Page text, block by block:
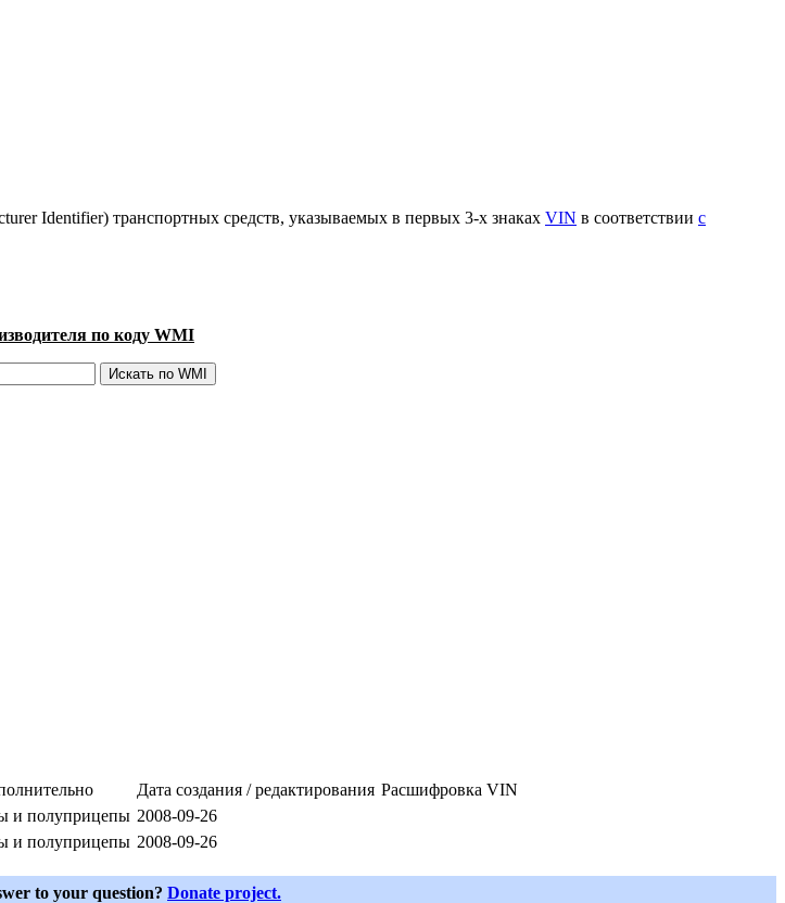
Identifier) транспортных средств, указываемых в первых 3-х знаках VIN в соответствии с
по коду WMI
Дата создания / редактирования Расшифровка VIN
и полуприцепы 2008-09-26
и полуприцепы 2008-09-26
to your question? Donate project.